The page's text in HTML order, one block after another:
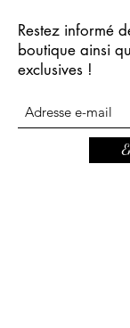
Restez informé
boutique ainsi
exclusives !